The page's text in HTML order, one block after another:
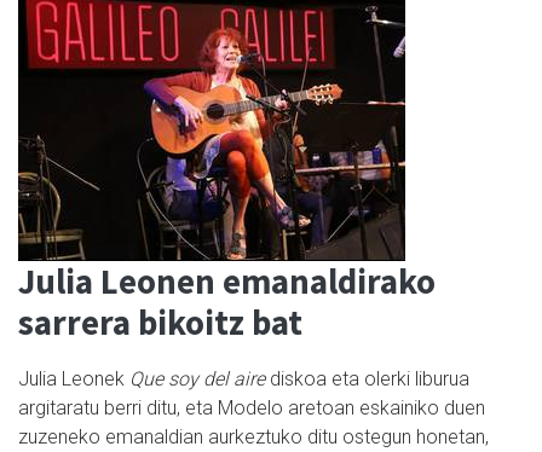
Julia Leonen emanaldirako
sarrera bikoitz bat
Julia Leonek Que soy del airediskoa eta olerki liburua
argitaratu berri ditu, eta Modelo aretoan eskainiko duen
zuzeneko emanaldian aurkeztuko ditu ostegun honetan,